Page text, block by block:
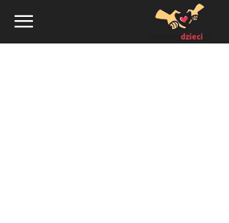
KochamyDzieci.pl